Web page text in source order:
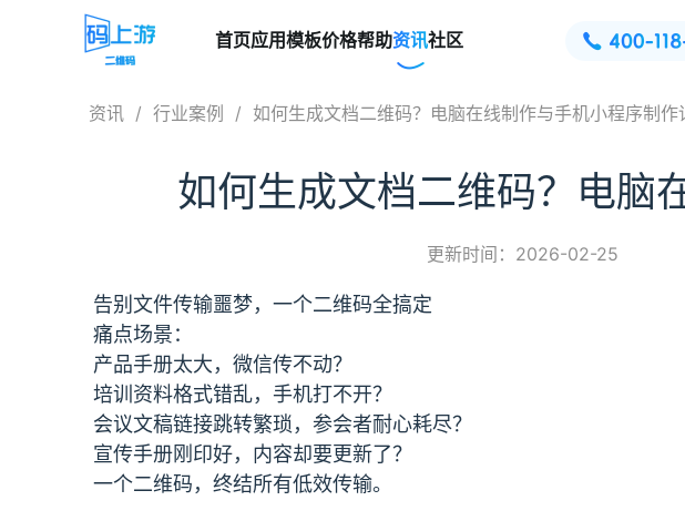
首页应用模板价格帮助资讯社区
资讯 / 行业案例 / 如何生成文档二维码？电脑在线制作与手机小程序制作
如何生成文档二维码？电脑
更新时间：2026-02-25
告别文件传输噩梦，一个二维码全搞定
痛点场景：
产品手册太大，微信传不动？
培训资料格式错乱，手机打不开？
会议文稿链接跳转繁琐，参会者耐心耗尽？
宣传手册刚印好，内容却要更新了？
一个二维码，终结所有低效传输。